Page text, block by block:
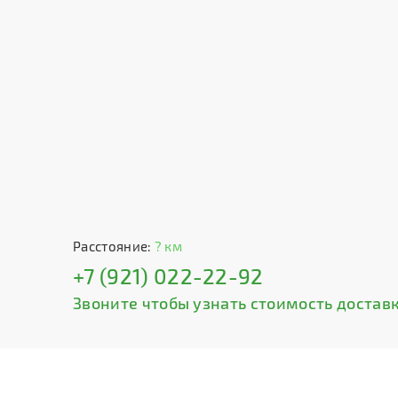
Расстояние: ? км
+7 (921) 022-22-92
Звоните чтобы узнать стоимость